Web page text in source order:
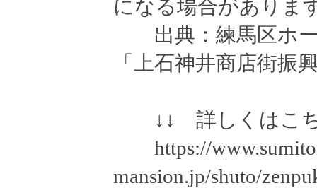
になる場合がありま
出典：練馬区ホー
「上石神井商店街振
↓↓ 詳しくはこ
https://
mansion.jp/shuto/